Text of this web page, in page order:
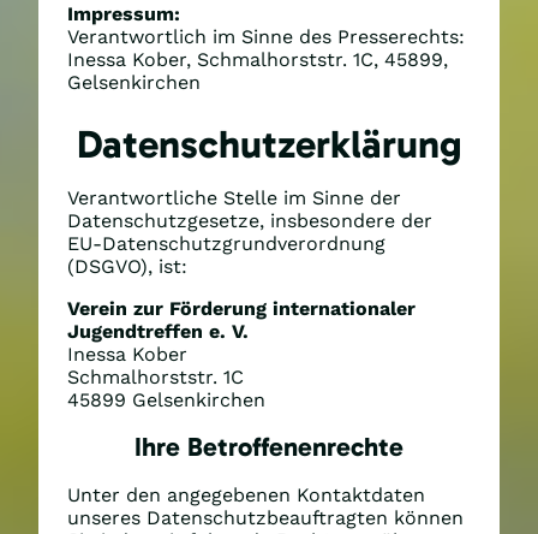
Impressum:
Verantwortlich im Sinne des Presserechts:
Inessa Kober, Schmalhorststr. 1C, 45899,
Gelsenkirchen
Datenschutzerklärung
Verantwortliche Stelle im Sinne der
Datenschutzgesetze, insbesondere der
EU-Datenschutzgrundverordnung
(DSGVO), ist:
Verein zur Förderung internationaler
Jugendtreffen e. V.
Inessa Kober
Schmalhorststr. 1C
45899 Gelsenkirchen
Ihre Betroffenenrechte
Unter den angegebenen Kontaktdaten
unseres Datenschutzbeauftragten können